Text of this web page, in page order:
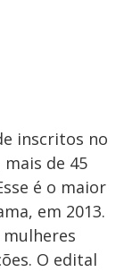
inscritos no
de 45
é o maior
em 2013.
O edital